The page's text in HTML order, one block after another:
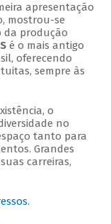
apresentação
mostrou-se
da produção
é o mais antigo
oferecendo
sempre às
o
no
tanto para
Grandes
carreiras,
.